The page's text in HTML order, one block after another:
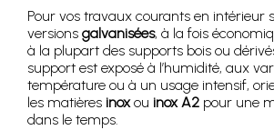
Pour vos travaux courants en intérieur
versions galvanisées, à la fois
à la plupart des supports bois ou
support est exposé à l’humidité, aux
température ou à un usage intensif,
les matières inoxou inox A2 pour une
dans le temps.